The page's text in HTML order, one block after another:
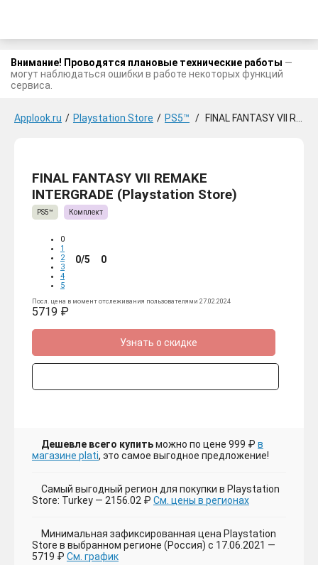
Внимание! Проводятся плановые технические работы —
могут наблюдаться ошибки в работе некоторых функций
сервиса.
Applook.ru / Playstation Store / PS5™ / FINAL FANTASY VII REMAKE INTERGRADE
FINAL FANTASY VII REMAKE
INTERGRADE (Playstation Store)
PS5™ Комплект
0
1
2
3
4
5
0/5 0
Посл. цена в момент отслеживания пользователями 27.02.2024
5719 ₽
Узнать о скидке
Дешевле всего купитьможно по цене 999 ₽ в
магазине plati, это самое выгодное предложение!
Самый выгодный регион для покупки в Playstation
Store: Turkey — 2156.02 ₽ См. цены в регионах
Минимальная зафиксированная цена Playstation
Store в выбранном регионе (Россия) с 17.06.2021 —
5719 ₽ См. график